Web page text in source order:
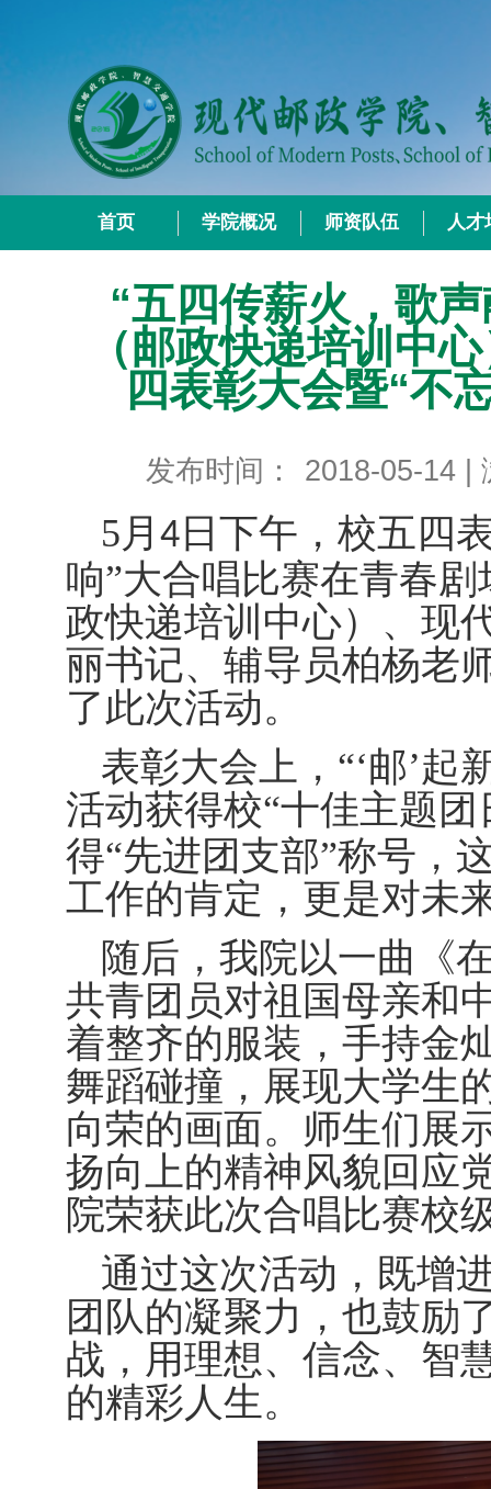
首页 学院概况 师资队伍 人才
“五四传薪火，歌
（邮政快递培训中
四表彰大会暨“不
发布时间： 2018-05-14
5月 4 日下午，校五四
响”大合唱比赛在青春
政快递培训中心）、现
丽书记、辅导员柏杨老
了此次活动。
表彰大会上， “‘邮’起
活动获得校“十佳主题团
得“先进团支部”称号，
工作的肯定， 更是对未
随后 ， 我院以一曲《
共青团员对祖国母亲和
着整齐的服装 ， 手持金
舞蹈碰撞 ， 展现大学生
向荣的画面。师生们展
扬向上的精神风貌回应
院荣获此次合唱比赛校
通过这次活动 ， 既增
团队的凝聚力， 也鼓励
战，用理想、信念、智
的精彩人生。